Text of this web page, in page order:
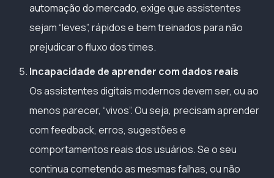
automação do mercado, exige que assistentes
sejam “leves”, rápidos e bem treinados para não
prejudicar o fluxo dos times.
Incapacidade de aprender com dados reais
Os assistentes digitais modernos devem ser, ou ao
menos parecer, “vivos”. Ou seja, precisam aprender
com feedback, erros, sugestões e
comportamentos reais dos usuários. Se o seu
continua cometendo as mesmas falhas, ou não